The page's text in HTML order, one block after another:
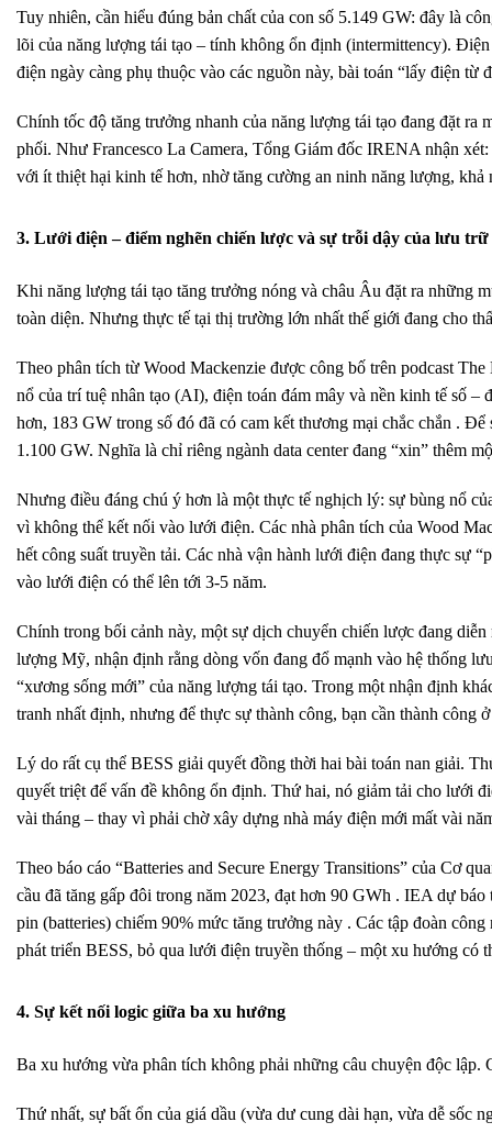
Tuy nhiên, cần hiểu đúng bản chất của con số 5.149 GW: đây là
lõi của năng lượng tái tạo – tính không ổn định (intermittency).
điện ngày càng phụ thuộc vào các nguồn này, bài toán “lấy điện từ
Chính tốc độ tăng trưởng nhanh của năng lượng tái tạo đang đặt
phối. Như Francesco La Camera, Tổng Giám đốc IRENA nhận
với ít thiệt hại kinh tế hơn, nhờ tăng cường an ninh năng lượng, khả
3. Lưới điện – điểm nghẽn chiến lược và sự trỗi dậy của lưu
Khi năng lượng tái tạo tăng trưởng nóng và châu Âu đặt ra những
toàn diện. Nhưng thực tế tại thị trường lớn nhất thế giới đang cho
Theo phân tích từ Wood Mackenzie được công bố trên podcast
nổ của trí tuệ nhân tạo (AI), điện toán đám mây và nền kinh tế số
hơn, 183 GW trong số đó đã có cam kết thương mại chắc chắn .
1.100 GW. Nghĩa là chỉ riêng ngành data center đang “xin” thêm
Nhưng điều đáng chú ý hơn là một thực tế nghịch lý: sự bùng nổ
vì không thể kết nối vào lưới điện. Các nhà phân tích của Wood
hết công suất truyền tải. Các nhà vận hành lưới điện đang thực sự
vào lưới điện có thể lên tới 3-5 năm.
Chính trong bối cảnh này, một sự dịch chuyển chiến lược đang
lượng Mỹ, nhận định rằng dòng vốn đang đổ mạnh vào hệ thống
“xương sống mới” của năng lượng tái tạo. Trong một nhận định
tranh nhất định, nhưng để thực sự thành công, bạn cần thành công
Lý do rất cụ thể BESS giải quyết đồng thời hai bài toán nan giải.
quyết triệt để vấn đề không ổn định. Thứ hai, nó giảm tải cho lưới
vài tháng – thay vì phải chờ xây dựng nhà máy điện mới mất vài
Theo báo cáo “Batteries and Secure Energy Transitions” của Cơ
cầu đã tăng gấp đôi trong năm 2023, đạt hơn 90 GWh . IEA dự
pin (batteries) chiếm 90% mức tăng trưởng này . Các tập đoàn
phát triển BESS, bỏ qua lưới điện truyền thống – một xu hướng có
4. Sự kết nối logic giữa ba xu hướng
Ba xu hướng vừa phân tích không phải những câu chuyện độc lập.
Thứ nhất, sự bất ổn của giá dầu (vừa dư cung dài hạn, vừa dễ sốc